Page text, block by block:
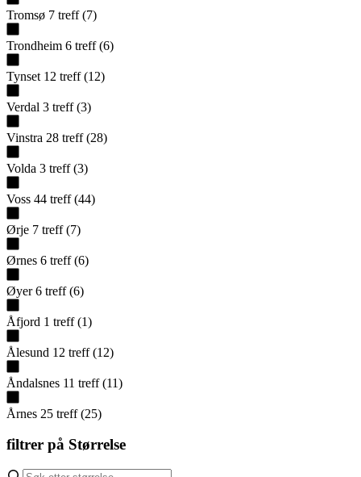
Tromsø 7 treff (7)
Trondheim 6 treff (6)
Tynset 12 treff (12)
Verdal 3 treff (3)
Vinstra 28 treff (28)
Volda 3 treff (3)
Voss 44 treff (44)
Ørje 7 treff (7)
Ørnes 6 treff (6)
Øyer 6 treff (6)
Åfjord 1 treff (1)
Ålesund 12 treff (12)
Åndalsnes 11 treff (11)
Årnes 25 treff (25)
filtrer på Størrelse